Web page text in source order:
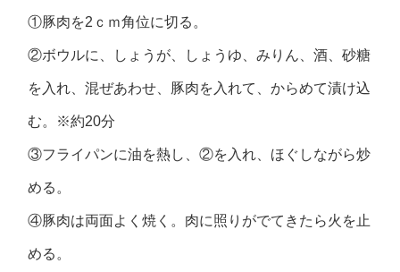
①豚肉を2ｃｍ角位に切る。
②ボウルに、しょうが、しょうゆ、みりん、酒、砂糖
を入れ、混ぜあわせ、豚肉を入れて、からめて漬け込
む。※約20分
③フライパンに油を熱し、②を入れ、ほぐしながら炒
める。
④豚肉は両面よく焼く。肉に照りがでてきたら火を止
める。